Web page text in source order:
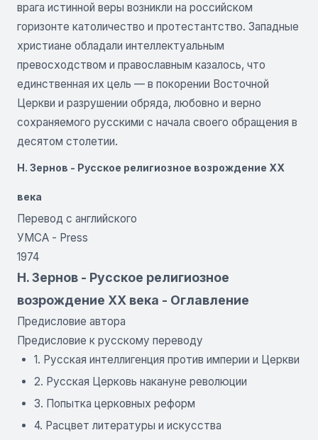
врага истинной веры возникли на российском
горизонте ка­толичество и протестантство. Западные
христиане обла­дали интеллектуальным
превосходством и православ­ным казалось, что
единственная их цель — в покоре­нии Восточной
Церкви и разрушении обряда, любовно и верно
сохраняемого русскими с начала своего обра­щения в
десятом столетии.
Н. Зернов - Русское религиозное возрождение XX
века
Перевод с английского
УМСА - Press
1974
Н. Зернов - Русское религиозное
возрождение XX века - Оглавление
Предисловие автора
Предисловие к русскому переводу
1. Русская интеллигенция против империи и Церкви
2. Русская Церковь накануне революции
3. Попытка церковных реформ
4. Расцвет литературы и искусства